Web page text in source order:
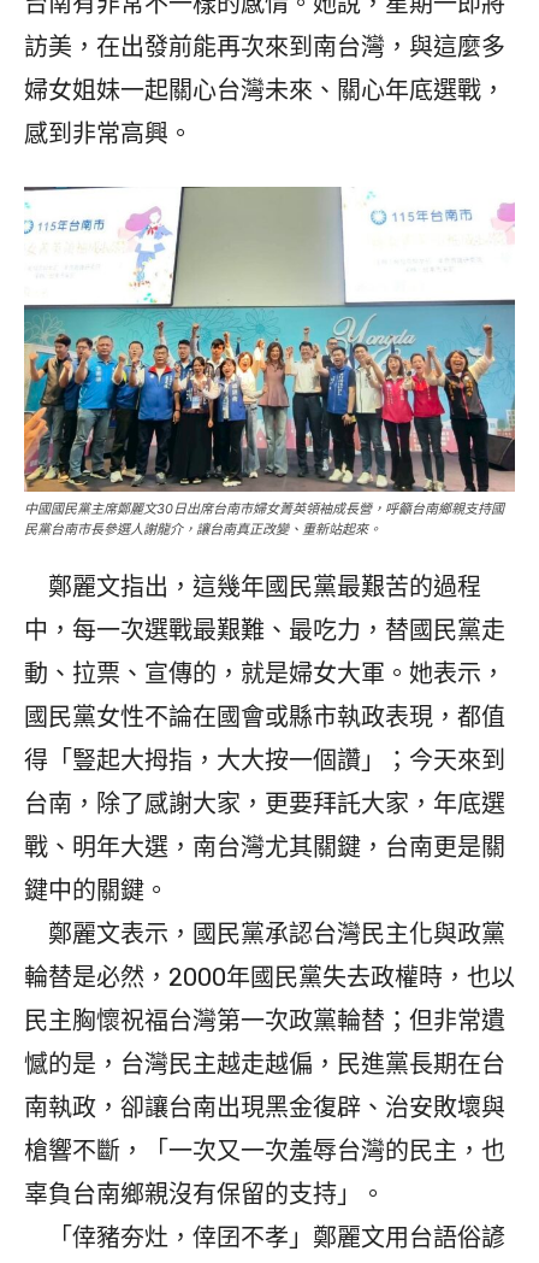
訪美，在出發前能再次來到南台灣，與這麼多
婦女姐妹一起關心台灣未來、關心年底選戰，
感到非常高興。
中國國民黨主席鄭麗文30日出席台南市婦女菁英領袖成長營，呼籲台南鄉親支持國
民黨台南市長參選人謝龍介，讓台南真正改變、重新站起來。
鄭麗文指出，這幾年國民黨最艱苦的過程
中，每一次選戰最艱難、最吃力，替國民黨走
動、拉票、宣傳的，就是婦女大軍。她表示，
國民黨女性不論在國會或縣市執政表現，都值
得「豎起大拇指，大大按一個讚」；今天來到
台南，除了感謝大家，更要拜託大家，年底選
戰、明年大選，南台灣尤其關鍵，台南更是關
鍵中的關鍵。
鄭麗文表示，國民黨承認台灣民主化與政黨
輪替是必然，2000年國民黨失去政權時，也以
民主胸懷祝福台灣第一次政黨輪替；但非常遺
憾的是，台灣民主越走越偏，民進黨長期在台
南執政，卻讓台南出現黑金復辟、治安敗壞與
槍響不斷，「一次又一次羞辱台灣的民主，也
辜負台南鄉親沒有保留的支持」。
「倖豬夯灶，倖囝不孝」鄭麗文用台語俗諺